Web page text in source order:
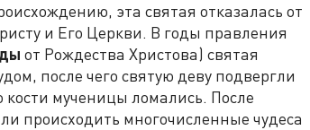
эта святая отказалась от
и Его Церкви. В годы правления
от Рождества Христова) святая
после чего святую деву подвергли
мученицы ломались. После
происходить многочисленные чудеса